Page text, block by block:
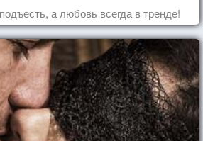
а любовь всегда в тренде!